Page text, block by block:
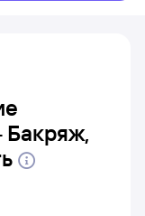
Бакряж,